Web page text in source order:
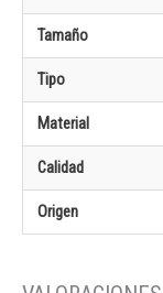
Tamaño
Tipo
Material
Calidad
Origen